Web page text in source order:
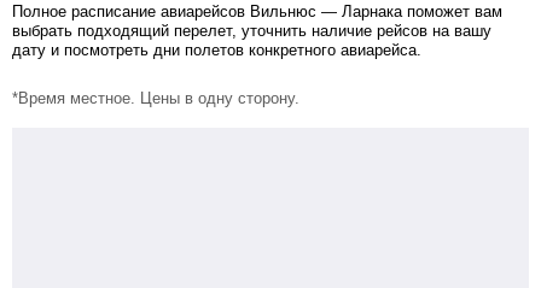
Полное расписание авиарейсов Вильнюс — Ларнака поможет вам
выбрать подходящий перелет, уточнить наличие рейсов на вашу
дату и посмотреть дни полетов конкретного авиарейса.
*Время местное. Цены в одну сторону.